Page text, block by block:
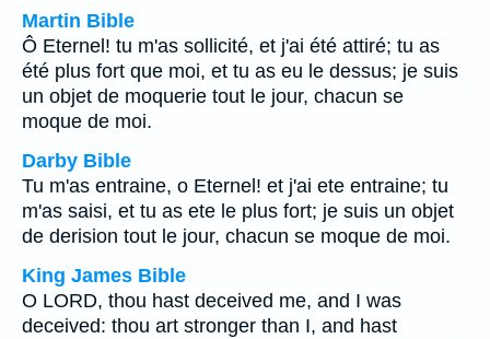
Martin Bible
Ô Eternel! tu m'as sollicité, et j'ai été attiré; tu as
été plus fort que moi, et tu as eu le dessus; je suis
un objet de moquerie tout le jour, chacun se
moque de moi.
Darby Bible
Tu m'as entraine, o Eternel! et j'ai ete entraine; tu
m'as saisi, et tu as ete le plus fort; je suis un objet
de derision tout le jour, chacun se moque de moi.
King James Bible
O LORD, thou hast deceived me, and I was
deceived: thou art stronger than I, and hast